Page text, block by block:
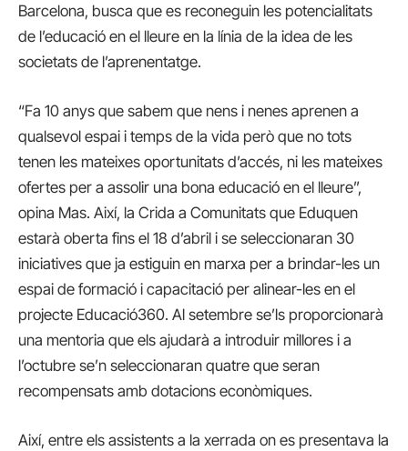
Barcelona, busca que es reconeguin les potencialitats
de l’educació en el lleure en la línia de la idea de les
societats de l’aprenentatge.
“Fa 10 anys que sabem que nens i nenes aprenen a
qualsevol espai i temps de la vida però que no tots
tenen les mateixes oportunitats d’accés, ni les mateixes
ofertes per a assolir una bona educació en el lleure”,
opina Mas. Així, la Crida a Comunitats que Eduquen
estarà oberta fins el 18 d’abril i se seleccionaran 30
iniciatives que ja estiguin en marxa per a brindar-les un
espai de formació i capacitació per alinear-les en el
projecte Educació360. Al setembre se’ls proporcionarà
una mentoria que els ajudarà a introduir millores i a
l’octubre se’n seleccionaran quatre que seran
recompensats amb dotacions econòmiques.
Així, entre els assistents a la xerrada on es presentava la